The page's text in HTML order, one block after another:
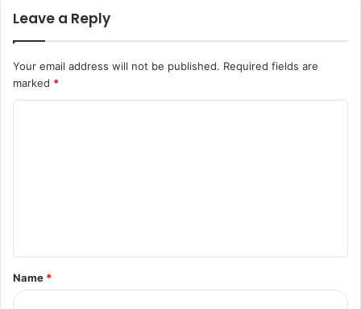
Leave a Reply
Your email address will not be published. Required fields are
marked *
t
*
Name *